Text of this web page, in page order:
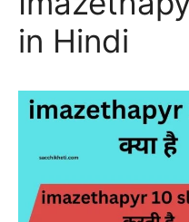
in Hindi